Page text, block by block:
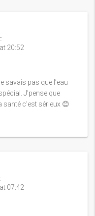
20:52
savais pas que l’eau
J’pense que
c’est sérieux 😊
07:42